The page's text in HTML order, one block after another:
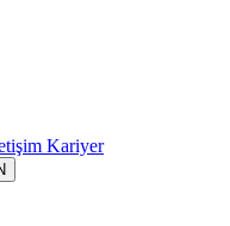
Kariyer